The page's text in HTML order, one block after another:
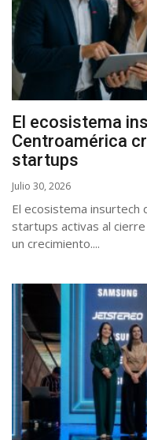
El ecosistema
Centroamérica
startups
Julio 30, 2026
El ecosistema insurtech
startups activas al
un crecimiento....